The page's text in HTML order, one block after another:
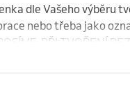
dle Vašeho výběru
nebo třeba jako
PŘI TVOŘENÍ
VĚTŠINOU
TERMÍN TY, KTERÉ